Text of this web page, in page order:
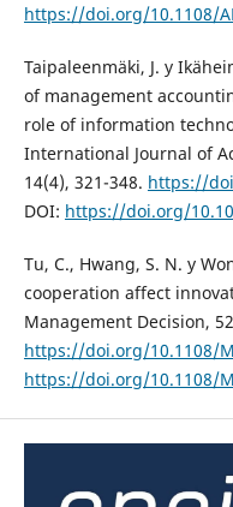
https://doi.org/10.1108/
Taipaleenmäki, J. y
of management
role of information
International Journal of
14(4), 321-348. https://
DOI: https://doi.org/
Tu, C., Hwang, S. N. y
cooperation affect
Management Decision,
https://doi.org/10.1108/
https://doi.org/10.1108/